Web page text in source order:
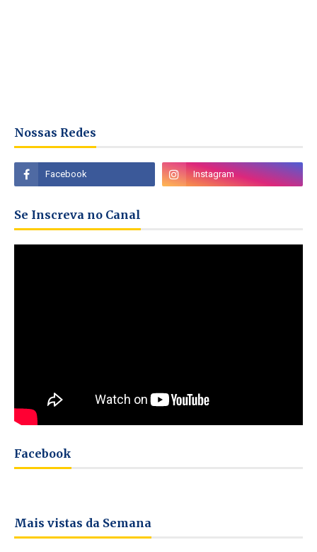
Nossas Redes
Se Inscreva no Canal
Facebook
Mais vistas da Semana